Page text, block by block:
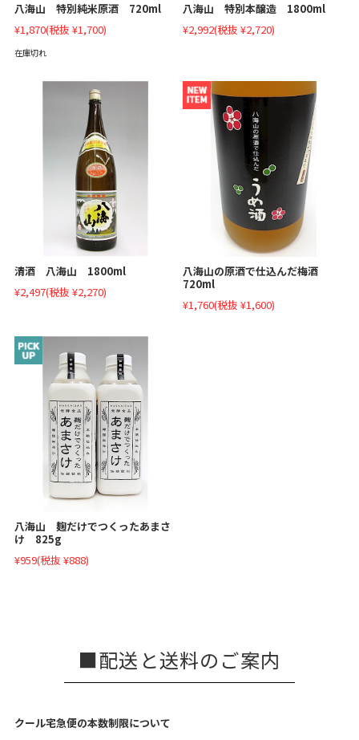
八海山 特別純米原酒 720ml
¥1,870(税抜 ¥1,700)
在庫切れ
八海山 特別本醸造 1800ml
¥2,992(税抜 ¥2,720)
清酒 八海山 1800ml
¥2,497(税抜 ¥2,270)
八海山の原酒で仕込んだ梅酒
720ml
¥1,760(税抜 ¥1,600)
八海山 麹だけでつくったあまさ
け 825g
¥959(税抜 ¥888)
配送と送料のご案内
クール宅急便の本数制限について